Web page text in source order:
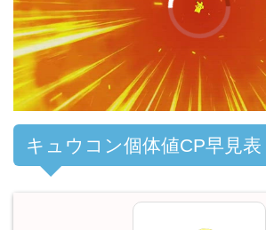
キュウコン個体値CP早見表